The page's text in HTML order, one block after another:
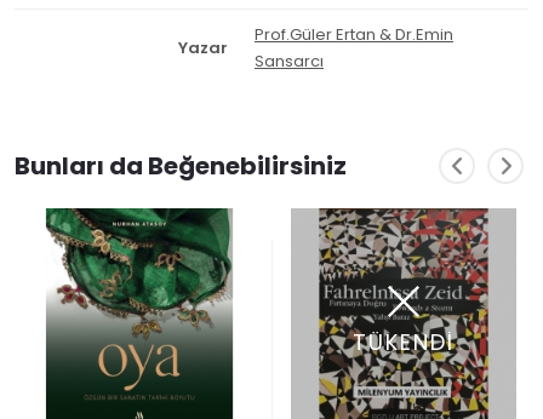
Yazar
Prof.Güler Ertan & Dr.Emin
Sansarcı
Bunları da Beğenebilirsiniz
TÜKENDİ